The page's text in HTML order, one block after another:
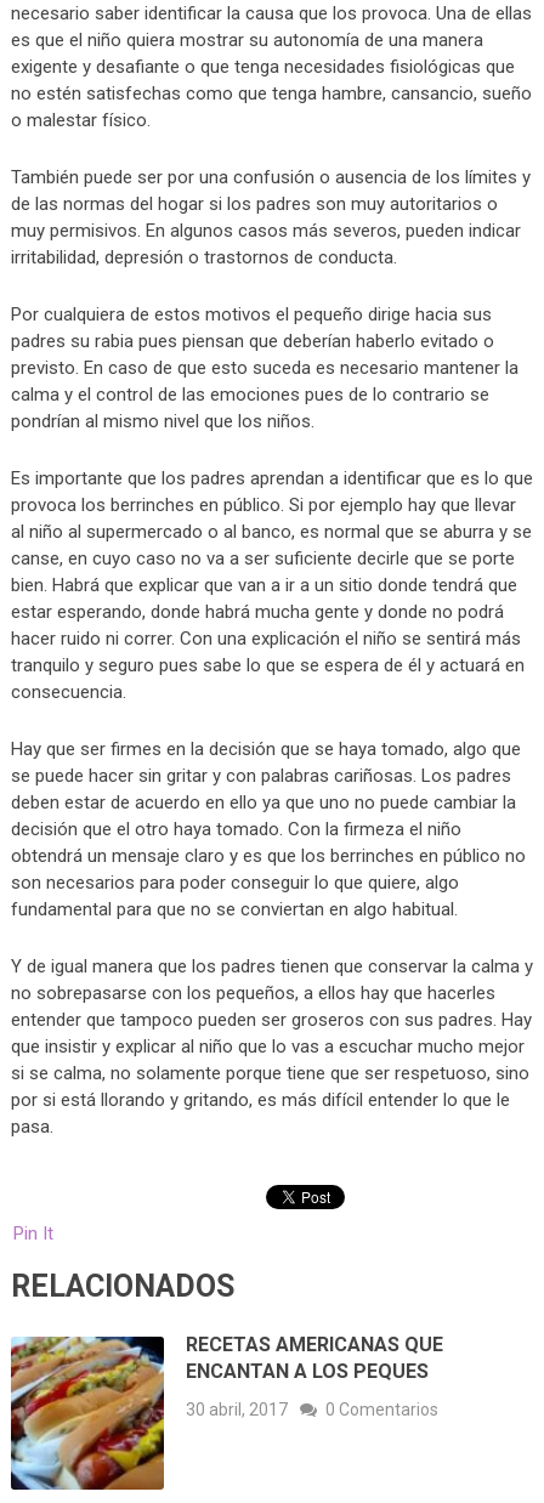
necesario saber identificar la causa que los provoca. Una de ellas
es que el niño quiera mostrar su autonomía de una manera
exigente y desafiante o que tenga necesidades fisiológicas que
no estén satisfechas como que tenga hambre, cansancio, sueño
o malestar físico.
También puede ser por una confusión o ausencia de los límites y
de las normas del hogar si los padres son muy autoritarios o
muy permisivos. En algunos casos más severos, pueden indicar
irritabilidad, depresión o trastornos de conducta.
Por cualquiera de estos motivos el pequeño dirige hacia sus
padres su rabia pues piensan que deberían haberlo evitado o
previsto. En caso de que esto suceda es necesario mantener la
calma y el control de las emociones pues de lo contrario se
pondrían al mismo nivel que los niños.
Es importante que los padres aprendan a identificar que es lo que
provoca los berrinches en público. Si por ejemplo hay que llevar
al niño al supermercado o al banco, es normal que se aburra y se
canse, en cuyo caso no va a ser suficiente decirle que se porte
bien. Habrá que explicar que van a ir a un sitio donde tendrá que
estar esperando, donde habrá mucha gente y donde no podrá
hacer ruido ni correr. Con una explicación el niño se sentirá más
tranquilo y seguro pues sabe lo que se espera de él y actuará en
consecuencia.
Hay que ser firmes en la decisión que se haya tomado, algo que
se puede hacer sin gritar y con palabras cariñosas. Los padres
deben estar de acuerdo en ello ya que uno no puede cambiar la
decisión que el otro haya tomado. Con la firmeza el niño
obtendrá un mensaje claro y es que los berrinches en público no
son necesarios para poder conseguir lo que quiere, algo
fundamental para que no se conviertan en algo habitual.
Y de igual manera que los padres tienen que conservar la calma y
no sobrepasarse con los pequeños, a ellos hay que hacerles
entender que tampoco pueden ser groseros con sus padres. Hay
que insistir y explicar al niño que lo vas a escuchar mucho mejor
si se calma, no solamente porque tiene que ser respetuoso, sino
por si está llorando y gritando, es más difícil entender lo que le
pasa.
Pin It
RELACIONADOS
RECETAS AMERICANAS QUE
ENCANTAN A LOS PEQUES
30 abril, 2017 0 Comentarios